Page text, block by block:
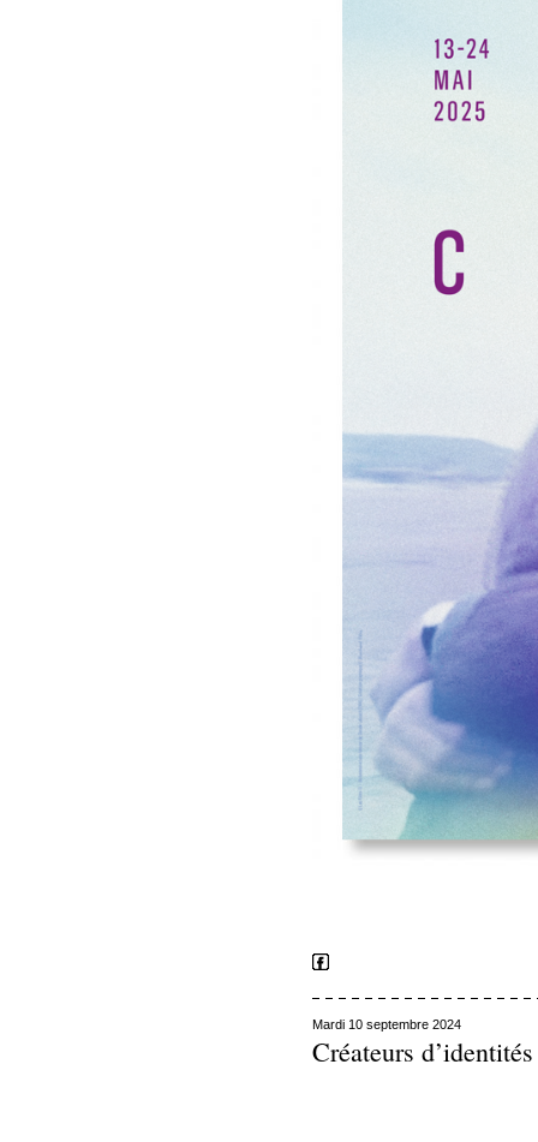
Mardi 10 septembre 2024
Créateurs